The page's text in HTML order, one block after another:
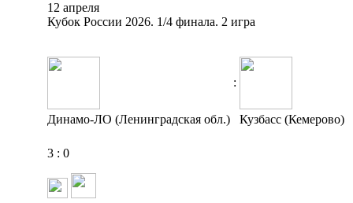
12 апреля
Кубок России 2026. 1/4 финала. 2 игра
:
Динамо-ЛО (Ленинградская обл.) Кузбасс (Кемерово)
3 : 0